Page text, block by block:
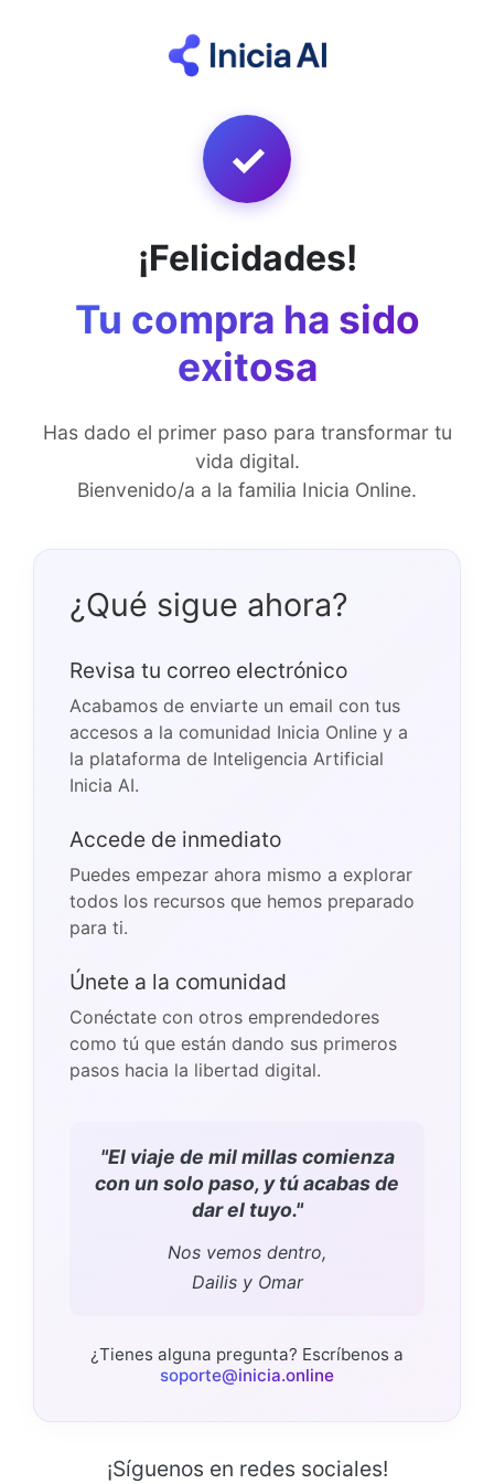
✓
¡Felicidades!
Tu compra ha sido
exitosa
Has dado el primer paso para transformar tu
vida digital.
Bienvenido/a a la familia Inicia Online.
¿Qué sigue ahora?
Revisa tu correo electrónico
Acabamos de enviarte un email con tus
accesos a la comunidad Inicia Online y a
la plataforma de Inteligencia Artificial
Inicia AI.
Accede de inmediato
Puedes empezar ahora mismo a explorar
todos los recursos que hemos preparado
para ti.
Únete a la comunidad
Conéctate con otros emprendedores
como tú que están dando sus primeros
pasos hacia la libertad digital.
"El viaje de mil millas comienza
con un solo paso, y tú acabas de
dar el tuyo."
Nos vemos dentro,
Dailis y Omar
¿Tienes alguna pregunta? Escríbenos a
soporte@inicia.online
¡Síguenos en redes sociales!